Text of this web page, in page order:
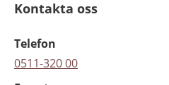
Kontakta oss
Telefon
0511-320 00